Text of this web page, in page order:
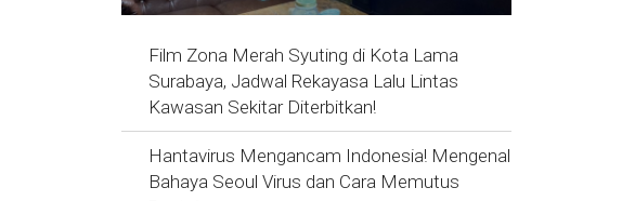
Film Zona Merah Syuting di Kota Lama
Surabaya, Jadwal Rekayasa Lalu Lintas
Kawasan Sekitar Diterbitkan!
Hantavirus Mengancam Indonesia! Mengenal
Bahaya Seoul Virus dan Cara Memutus